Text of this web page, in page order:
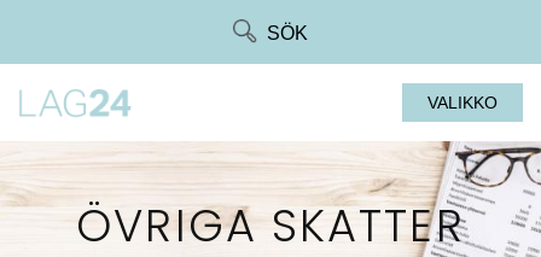
SÖK
VALIKKO
ÖVRIGA SKATTER